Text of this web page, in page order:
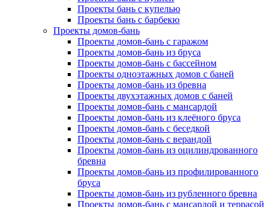
Проекты бань с купелью
Проекты бань с барбекю
Проекты домов-бань
Проекты домов-бань с гаражом
Проекты домов-бань из бруса
Проекты домов-бань с бассейном
Проекты одноэтажных домов с баней
Проекты домов-бань из бревна
Проекты двухэтажных домов с баней
Проекты домов-бань с мансардой
Проекты домов-бань из клеёного бруса
Проекты домов-бань с беседкой
Проекты домов-бань с верандой
Проекты домов-бань из оцилиндрованного
бревна
Проекты домов-бань из профилированного
бруса
Проекты домов-бань из рубленного бревна
Проекты домов-бань с мансардой и террасой